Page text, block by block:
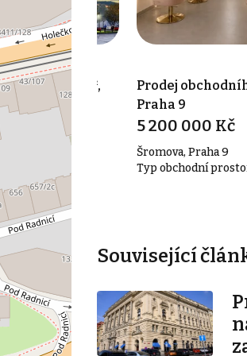
107 m²,
9 - Vysočany
107 m²
Prodej
Praha 9
5 200 000 Kč
Šromova, Praha 9
Typ obchodní
Související